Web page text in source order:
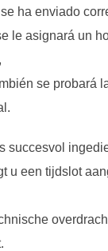
ha enviado
le asignará un
se probará
succesvol
u een tijdslot